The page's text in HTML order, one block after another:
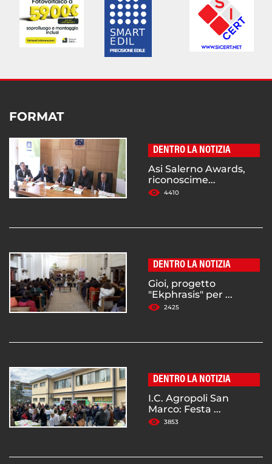
FORMAT
DENTRO LA NOTIZIA
Asi Salerno Awards,
riconoscime...
4410
DENTRO LA NOTIZIA
Gioi, progetto
"Ekphrasis" per ...
2425
DENTRO LA NOTIZIA
I.C. Agropoli San
Marco: Festa ...
3853